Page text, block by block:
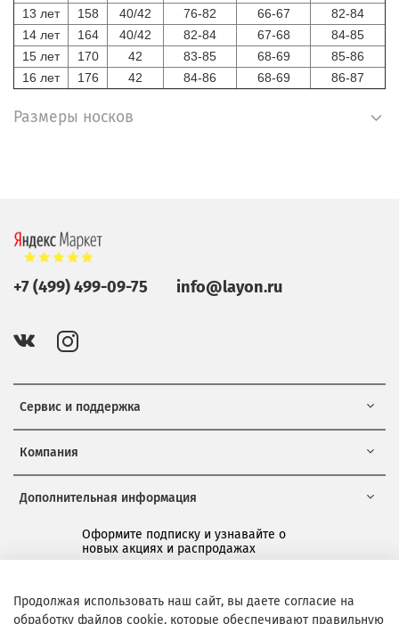
13 лет
158 40/42 76-82 66-67
82-84
14 лет
164 40/42 82-84 67-68
84-85
15 лет
170 42 83-85 68-69
85-86
16 лет
176 42 84-86 68-69 86-87
Размеры носков
Сервис и поддержка
Компания
Дополнительная информация
Оформите подписку и узнавайте о
новых акциях и распродажах
+7 (499) 499-09-75 info@layon.ru
Продолжая использовать наш сайт, вы даете согласие на
обработку файлов cookie, которые обеспечивают правильную